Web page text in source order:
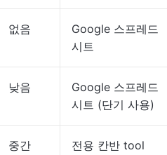
없음
Google 스프레드
시트
낮음
Google 스프레드
시트 (단기 사용)
중간 전용 칸반 tool